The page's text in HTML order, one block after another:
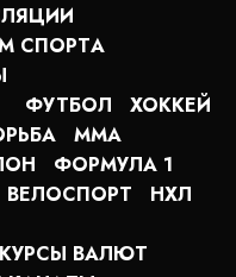
СПОРТA
ФУТБОЛ
ХОККЕЙ
MMA
ФОРМУЛА 1
ВЕЛОСПОРТ
НХЛ
КУРСЫ ВАЛЮТ